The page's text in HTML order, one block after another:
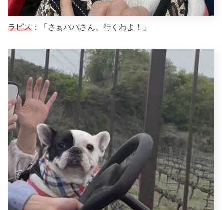
ラピス ：「さぁパパさん、行くわよ！」